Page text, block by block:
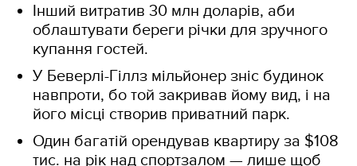
Інший витратив 30 млн доларів, аби
облаштувати береги річки для зручного
купання гостей.
У Беверлі-Гіллз мільйонер зніс будинок
навпроти, бо той закривав йому вид, і на
його місці створив приватний парк.
Один багатій орендував квартиру за $108
тис. на рік над спортзалом — лише щоб